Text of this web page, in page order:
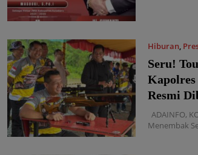
Hiburan,
Seru!
Resmi
ADAINFO,
Menembak